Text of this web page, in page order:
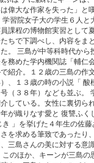
偉大な作家を失った」と
習院女子大の学生６人と
課程の博物館実習として
ちで下調べし、内容をま
。 三島が中等科時代から
務めた学内機関誌「輔仁
紹介。１２歳の三島の作
、１３歳の時の小説「 酸
（３８年）なども並ぶ。
している。女性に裏切ら
が織りなす愛と 復讐ふく
」を挙げた４年生の佐
さを求める筆致であったり
三島さんの美に対する意
このほか、キーンが三島の